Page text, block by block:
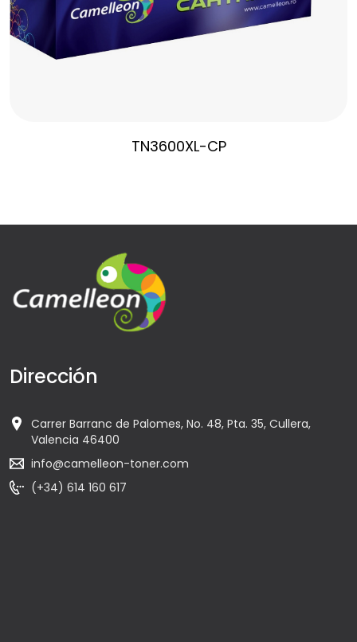
TN3600XL-CP
Dirección
Carrer Barranc de Palomes, No. 48, Pta. 35, Cullera,
Valencia 46400
info@camelleon-toner.com
(+34) 614 160 617